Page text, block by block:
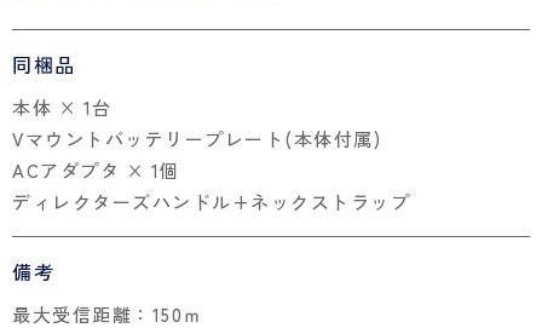
同梱品
本体 × 1台
Vマウントバッテリープレート(本体付属)
ACアダプタ × 1個
ディレクターズハンドル+ネックストラップ
備考
最大受信距離：150ｍ